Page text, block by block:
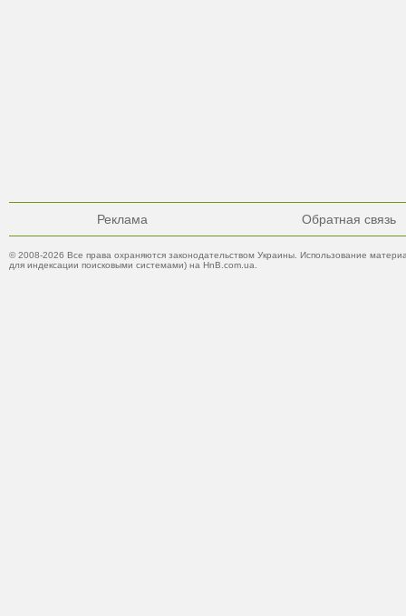
Реклама Обратная связь
© 2008-2026 Все права охраняются законодательством Украины. Использование
для индексации поисковыми системами) на HnB.com.ua.